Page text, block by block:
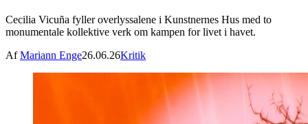
Cecilia Vicuña fyller overlyssalene i Kunstnernes Hus med to
monumentale kollektive verk om kampen for livet i havet.
AfMariann Enge26.06.26Kritik